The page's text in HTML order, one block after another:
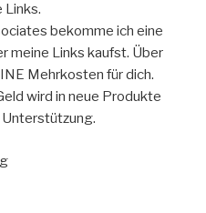
Links.
bekomme ich eine
meine Links kaufst. Über
Mehrkosten für dich.
wird in neue Produkte